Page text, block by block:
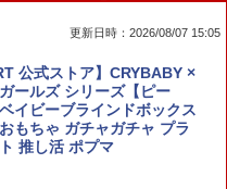
四駆特別企画(パーツ) HGカ
イドステー (3mm) T95257
ステ-3ミリ [T95257カ-ボ
-3ミリ]
更新日時：2026/08/07 15:05
公式ストア】CRYBABY ×
ールズ シリーズ【ピー
イビーブラインドボックス
もちゃ ガチャガチャ プラ
推し活 ポプマ